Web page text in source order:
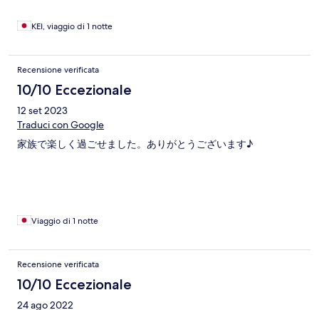
KEI, viaggio di 1 notte
Recensione verificata
10/10 Eccezionale
12 set 2023
Traduci con Google
家族で楽しく過ごせました。ありがとうございます♪
Viaggio di 1 notte
Recensione verificata
10/10 Eccezionale
24 ago 2022